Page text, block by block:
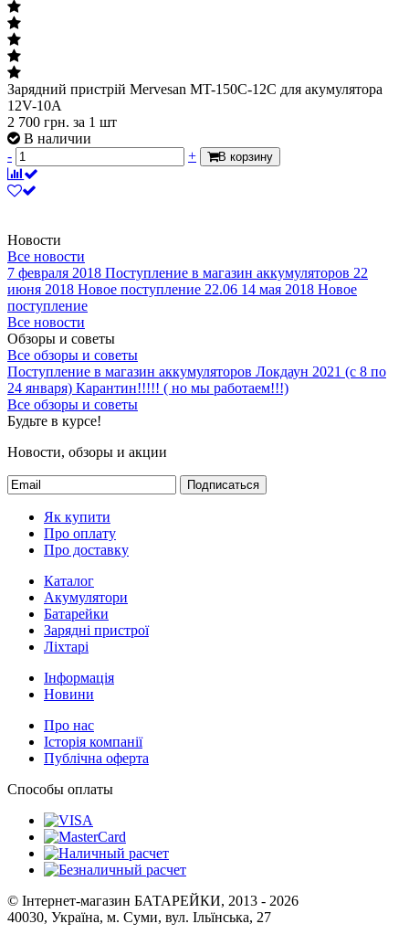
Зарядний пристрій Mervesan MT-150C-12C для акумулятора
12V-10A
2 700 грн. за 1 шт
В наличии
-
+ В корзину
Новости
Все новости
7 февраля 2018 Поступление в магазин аккумуляторов 22
июня 2018 Новое поступление 22.06 14 мая 2018 Новое
поступление
Все новости
Обзоры и советы
Все обзоры и советы
Поступление в магазин аккумуляторов Локдаун 2021 (с 8 по
24 января) Карантин!!!!! ( но мы работаем!!!)
Все обзоры и советы
Будьте в курсе!
Новости, обзоры и акции
Подписаться
Як купити
Про оплату
Про доставку
Каталог
Акумулятори
Батарейки
Зарядні пристрої
Ліхтарі
Інформація
Новини
Про нас
Історія компанії
Публічна оферта
Способы оплаты
© Інтернет-магазин БАТАРЕЙКИ, 2013 - 2026
40030, Україна, м. Суми, вул. Ільїнська, 27